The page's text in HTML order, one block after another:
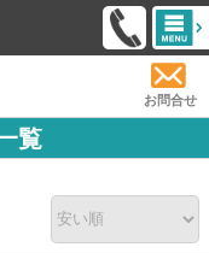
お問合せ
覧